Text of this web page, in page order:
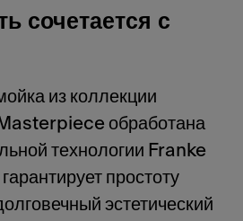
сочетается с
из коллекции
обработана
технологии Franke
гарантирует простоту
эстетический